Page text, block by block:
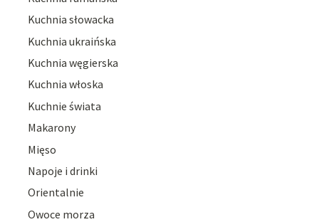
Kuchnia słowacka
Kuchnia ukraińska
Kuchnia węgierska
Kuchnia włoska
Kuchnie świata
Makarony
Mięso
Napoje i drinki
Orientalnie
Owoce morza